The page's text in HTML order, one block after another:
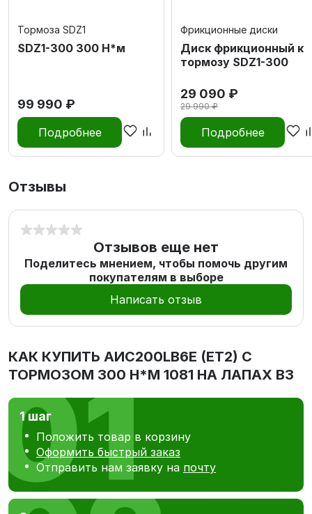
Тормоза SDZ1
SDZ1-300 300 Н*м
99 990 ₽
Подробнее
Фрикционные диски
Диск фрикционный к
тормозу SDZ1-300
29 090 ₽
29 990 ₽
Подробнее
Отзывы
Отзывов еще нет
Поделитесь мнением, чтобы помочь другим
покупателям в выборе
Написать отзыв
КАК КУПИТЬ AИC200LB6Е (ET2) С
ТОРМОЗОМ 300 Н*М 1081 НА ЛАПАХ В3
1 шаг
Положить товар в корзину
Оформить быстрый заказ
Отправить нам заявку на почту